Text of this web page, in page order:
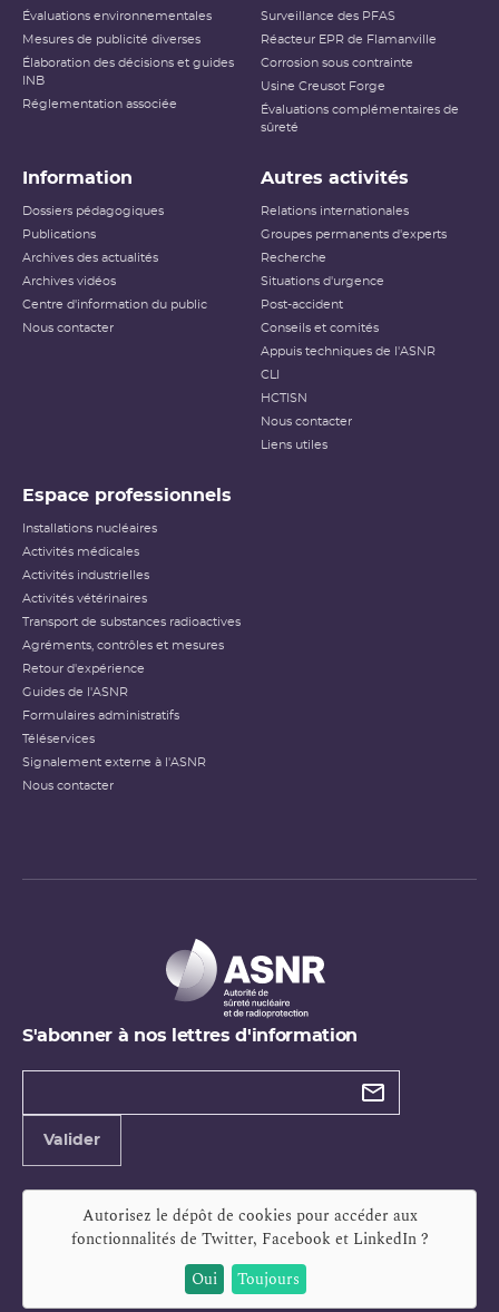
Évaluations environnementales
Mesures de publicité diverses
Élaboration des décisions et guides
INB
Réglementation associée
Surveillance des PFAS
Réacteur EPR de Flamanville
Corrosion sous contrainte
Usine Creusot Forge
Évaluations complémentaires de
sûreté
Information
Dossiers pédagogiques
Publications
Archives des actualités
Archives vidéos
Centre d'information du public
Nous contacter
Autres activités
Relations internationales
Groupes permanents d'experts
Recherche
Situations d'urgence
Post-accident
Conseils et comités
Appuis techniques de l'ASNR
CLI
HCTISN
Nous contacter
Liens utiles
Espace professionnels
Installations nucléaires
Activités médicales
Activités industrielles
Activités vétérinaires
Transport de substances radioactives
Agréments, contrôles et mesures
Retour d'expérience
Guides de l'ASNR
Formulaires administratifs
Téléservices
Signalement externe à l'ASNR
Nous contacter
S'abonner à nos lettres d'information
Types de
Valider
Autorisez le dépôt de cookies pour accéder aux
fonctionnalités de Twitter, Facebook et LinkedIn?
Oui
Toujours